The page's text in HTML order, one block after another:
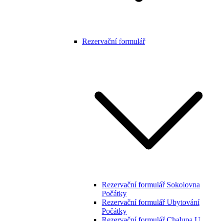
Rezervační formulář
Rezervační formulář Sokolovna
Počátky
Rezervační formulář Ubytování
Počátky